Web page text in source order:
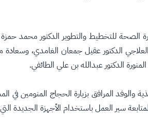
الصحة للتخطيط والتطوير الدكتور محمد
الدكتور عقيل جمعان الغامدي، وسعادة
الدكتور عبدالله بن علي الطائفي.
المرافق بزيارة الحجاج المنومين في
سير العمل باستخدام الأجهزة الجديدة